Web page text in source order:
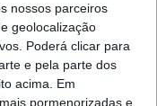
nossos parceiros
geolocalização
Poderá clicar para
e pela parte dos
acima. Em
pormenorizadas e
na
com uma
Manuel
Graham